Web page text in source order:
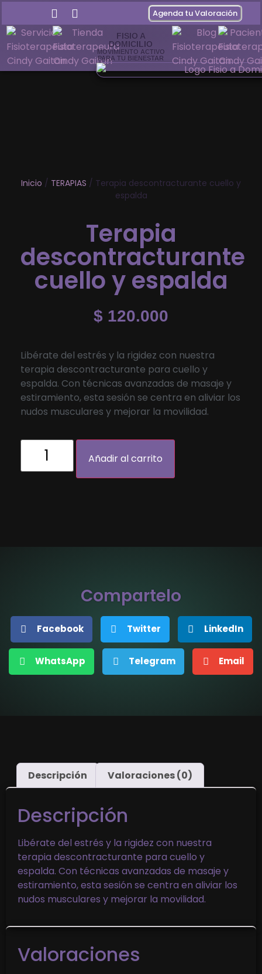
Agenda tu Valoración
FISIO A
DOMICILIO
MOVIMIENTO ACTIVO
PARA TU BIENESTAR
Inicio / TERAPIAS / Terapia descontracturante cuello y
espalda
Terapia
descontracturante
cuello y espalda
$ 120.000
Libérate del estrés y la rigidez con nuestra
terapia descontracturante para cuello y
espalda. Con técnicas avanzadas de masaje y
estiramiento, esta sesión se centra en aliviar los
nudos musculares y mejorar la movilidad.
Añadir al carrito
Compartelo
Facebook Twitter LinkedIn
WhatsApp Telegram Email
Descripción Valoraciones (0)
Descripción
Libérate del estrés y la rigidez con nuestra
terapia descontracturante para cuello y
espalda. Con técnicas avanzadas de masaje y
estiramiento, esta sesión se centra en aliviar los
nudos musculares y mejorar la movilidad.
Valoraciones